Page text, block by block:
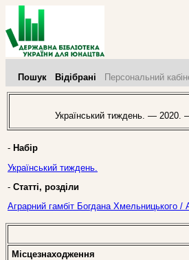
Пошук Відібрані Персональний
Український тиждень. —
- Набір
Український тиждень.
- Статті, розділи
Аграрний гамбіт Богдана
Місцезнаходження